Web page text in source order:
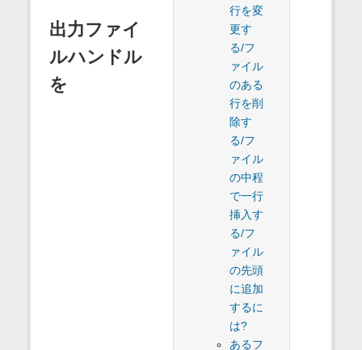
行を変
更す
る/フ
ァイル
のある
行を削
除す
る/フ
ァイル
の中程
で一行
挿入す
る/フ
ァイル
の先頭
に追加
するに
は?
あるフ
出力ファイ
ルハンドル
を